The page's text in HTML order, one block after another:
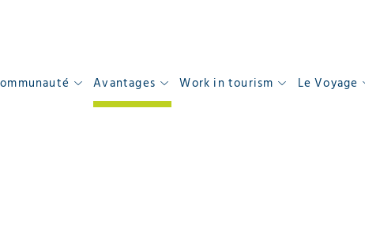
Avantages Work in tourism Le Voyage